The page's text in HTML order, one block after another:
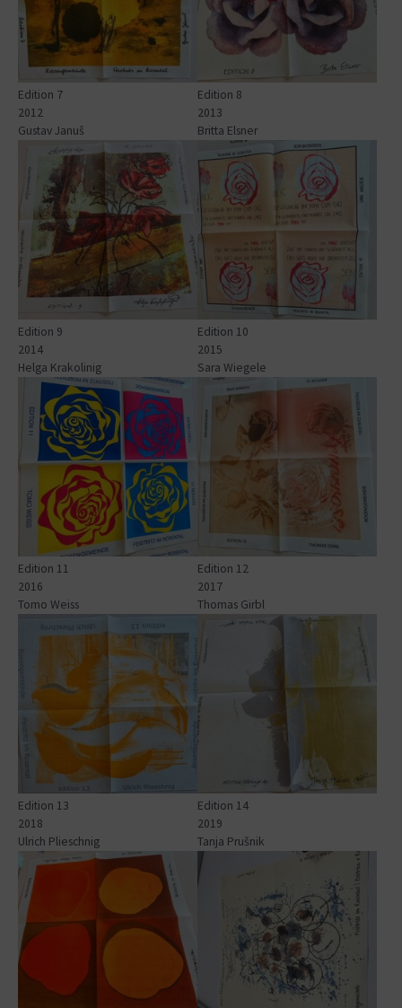
Edition 7
2012
Gustav Januš
Edition 8
2013
Britta Elsner
Show larger version for:
Edition 9
2014
Helga Krakolinig
Show larger version for:
Edition 10
2015
Sara Wiegele
Show larger version for:
Edition 11
2016
Tomo Weiss
Show larger version for:
Edition 12
2017
Thomas Girbl
Show larger version for:
Edition 13
2018
Ulrich Plieschnig
Show larger version for:
Edition 14
2019
Tanja Prušnik
Show larger version for:Show larger version for: